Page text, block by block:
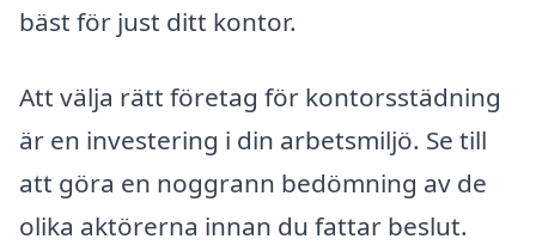
bäst för just ditt kontor.
Att välja rätt företag för kontorsstädning
är en investering i din arbetsmiljö. Se till
att göra en noggrann bedömning av de
olika aktörerna innan du fattar beslut.